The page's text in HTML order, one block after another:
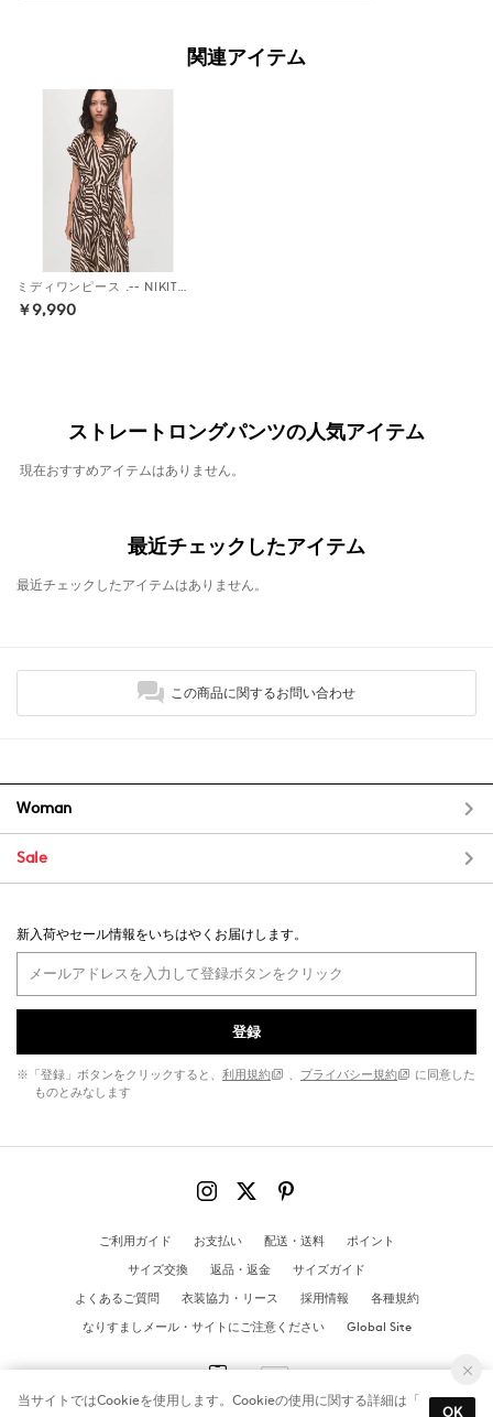
関連アイテム
ミディワンピース .-- NIKITA （ブラック）
￥9,990
ストレートロングパンツの人気アイテム
現在おすすめアイテムはありません。
最近チェックしたアイテム
最近チェックしたアイテムはありません。
この商品に関するお問い合わせ
Woman
Sale
新入荷やセール情報をいちはやくお届けします。
登録
※「登録」ボタンをクリックすると、 利用規約 、 プライバシー規約
に同意した
ものとみなします
ご利用ガイド お支払い 配送・送料
ポイント
サイズ交換
返品・返金
サイズガイド
よくあるご質問
衣装協力・リース 採用情報
各種規約
なりすましメール・サイトにご注意ください
Global Site
当サイトではCookieを使用します。Cookieの使用に関する詳細は「
OK